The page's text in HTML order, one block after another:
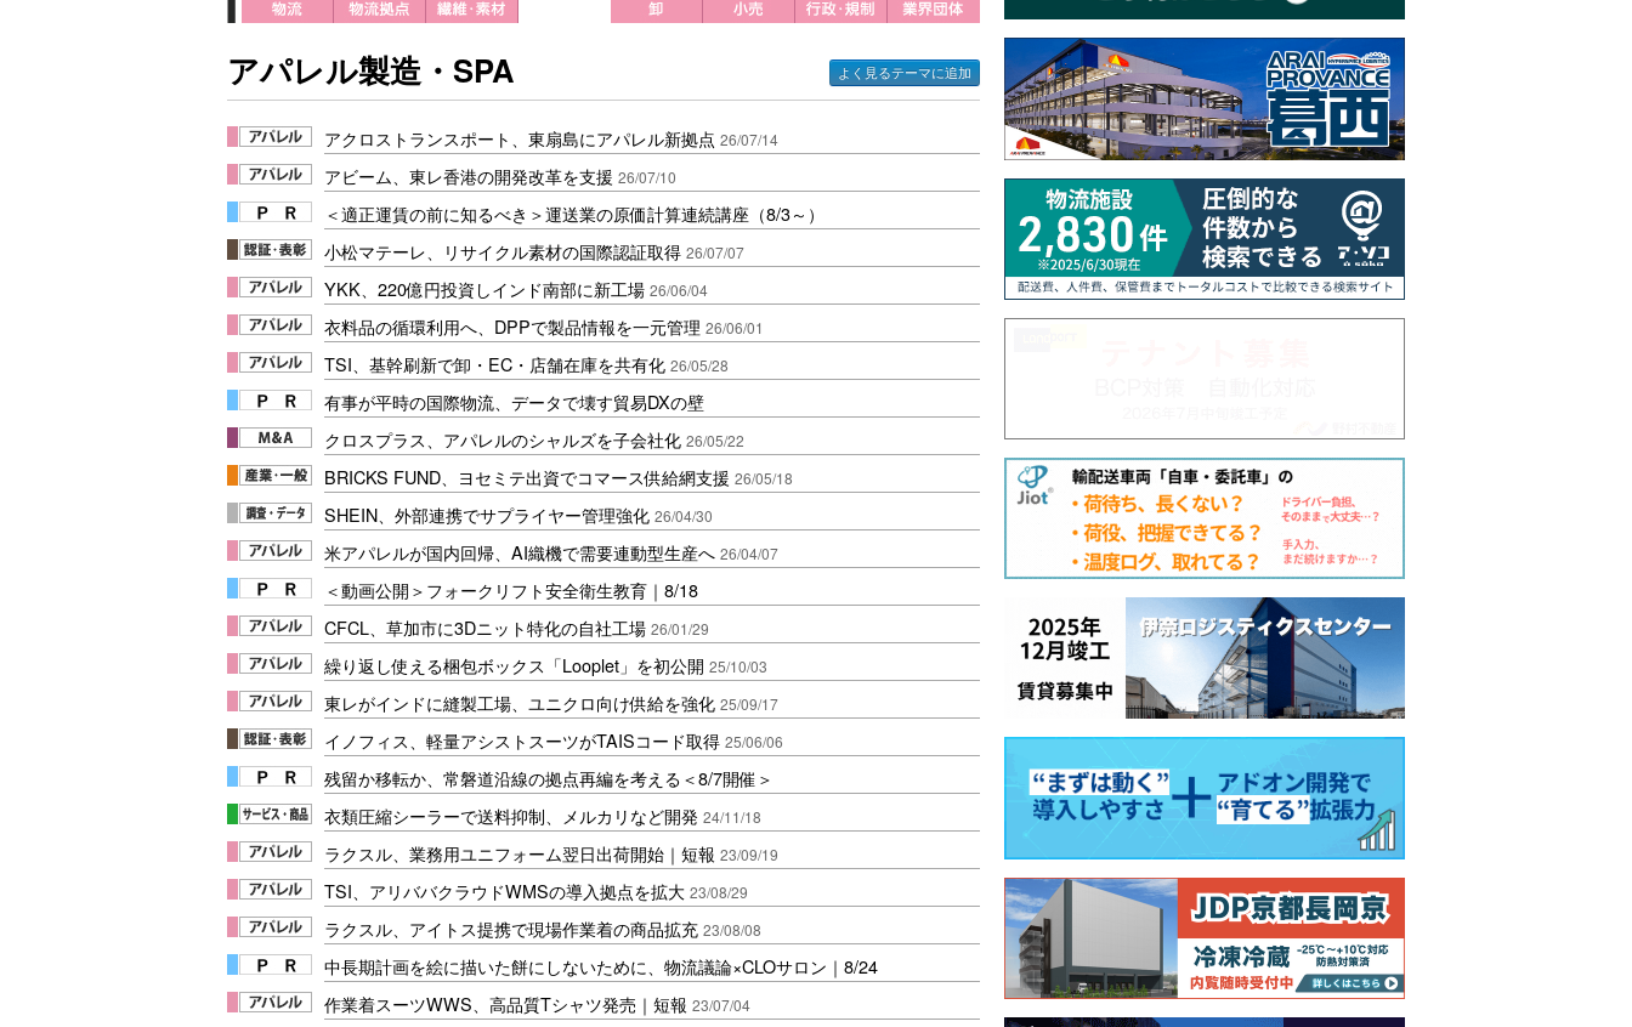
アパレル製造・SPA よく見るテーマに追加
アクロストランスポート、東扇島にアパレル新拠点 26/07/14
アビーム、東レ香港の開発改革を支援 26/07/10
＜適正運賃の前に知るべき＞運送業の原価計算連続講座（8/3～）
小松マテーレ、リサイクル素材の国際認証取得 26/07/07
YKK、220億円投資しインド南部に新工場 26/06/04
衣料品の循環利用へ、DPPで製品情報を一元管理 26/06/01
TSI、基幹刷新で卸・EC・店舗在庫を共有化 26/05/28
有事が平時の国際物流、データで壊す貿易DXの壁
クロスプラス、アパレルのシャルズを子会社化 26/05/22
BRICKS FUND、ヨセミテ出資でコマース供給網支援 26/05/18
SHEIN、外部連携でサプライヤー管理強化 26/04/30
米アパレルが国内回帰、AI織機で需要連動型生産へ 26/04/07
＜動画公開＞フォークリフト安全衛生教育｜8/18
CFCL、草加市に3Dニット特化の自社工場 26/01/29
繰り返し使える梱包ボックス「Looplet」を初公開 25/10/03
東レがインドに縫製工場、ユニクロ向け供給を強化 25/09/17
イノフィス、軽量アシストスーツがTAISコード取得 25/06/06
残留か移転か、常磐道沿線の拠点再編を考える＜8/7開催＞
衣類圧縮シーラーで送料抑制、メルカリなど開発 24/11/18
ラクスル、業務用ユニフォーム翌日出荷開始｜短報 23/09/19
TSI、アリババクラウドWMSの導入拠点を拡大 23/08/29
ラクスル、アイトス提携で現場作業着の商品拡充 23/08/08
中長期計画を絵に描いた餅にしないために、物流議論×CLOサロン｜8/24
作業着スーツWWS、高品質Tシャツ発売｜短報 23/07/04